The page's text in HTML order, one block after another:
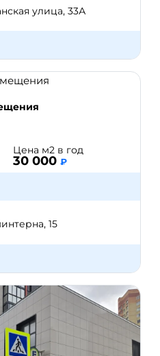
улица, 33А
Цена м2 в год
30 000 ₽
15